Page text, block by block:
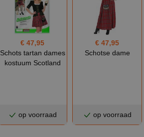
€ 47,95
Schots tartan dames
kostuum Scotland
op voorraad
€ 47,95
Schotse dame
op voorraad